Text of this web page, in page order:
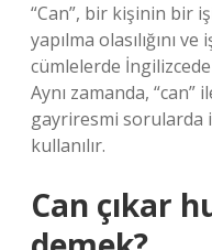
“Can”, bir kişinin bir
yapılma olasılığını
cümlelerde
Aynı zamanda,
gayriresmi sorularda
kullanılır.
Can çıkar